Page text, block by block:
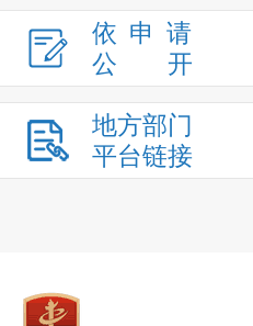
依申请
公
开
地方部门
平台链接